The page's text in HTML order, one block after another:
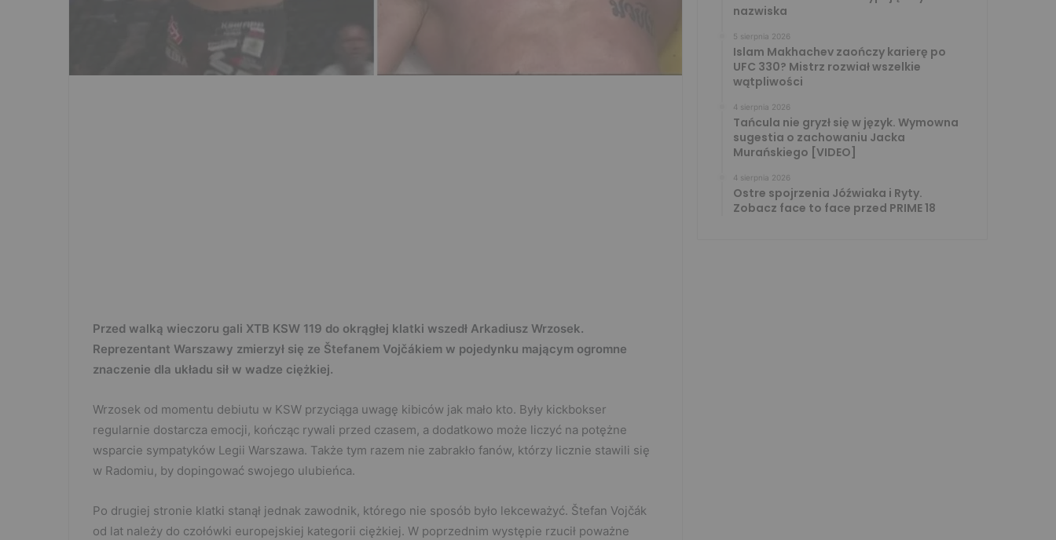
Przed walką wieczoru gali XTB KSW 119 do okrągłej klatki wszedł Arkadiusz Wrzosek.
Reprezentant Warszawy zmierzył się ze Štefanem Vojčákiem w pojedynku mającym ogromne
znaczenie dla układu sił w wadze ciężkiej.
Wrzosek od momentu debiutu w KSW przyciąga uwagę kibiców jak mało kto. Były kickbokser
regularnie dostarcza emocji, kończąc rywali przed czasem, a dodatkowo może liczyć na potężne
wsparcie sympatyków Legii Warszawa. Także tym razem nie zabrakło fanów, którzy licznie stawili się
w Radomiu, by dopingować swojego ulubieńca.
Po drugiej stronie klatki stanął jednak zawodnik, którego nie sposób było lekceważyć. Štefan Vojčák
od lat należy do czołówki europejskiej kategorii ciężkiej. W poprzednim występie rzucił poważne
nazwiska
5 sierpnia 2026
Islam Makhachev zaończy karierę po
UFC 330? Mistrz rozwiał wszelkie
wątpliwości
4 sierpnia 2026
Tańcula nie gryzł się w język. Wymowna
sugestia o zachowaniu Jacka
Murańskiego [VIDEO]
4 sierpnia 2026
Ostre spojrzenia Jóźwiaka i Ryty.
Zobacz face to face przed PRIME 18